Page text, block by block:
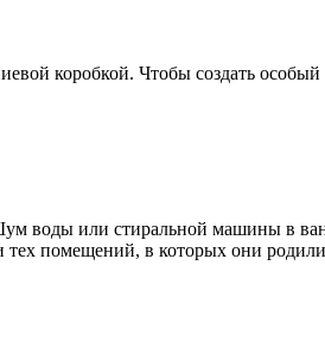
коробкой. Чтобы создать особый
воды или стиральной машины в
помещений, в которых они